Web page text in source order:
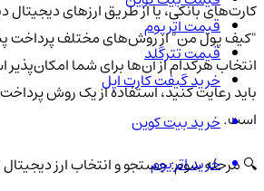
کارت‌های بانکی، یا از طریق ارزهای دیجیتال
"کیف پول من" از روش‌های مختلف پرداخت
انتخاب هرکدام از آن‌ها برای شما امکان‌پذیر
باید رعایت کنید، استفاده از یک روش پرداخت
است.
🔍 مرحله سوم: جستجو و انتخاب ارز
قیمت اتریوم
قیمت تترگلد
خرید گیفت کارت اپل
خرید بیت کوین
خرید اتریوم